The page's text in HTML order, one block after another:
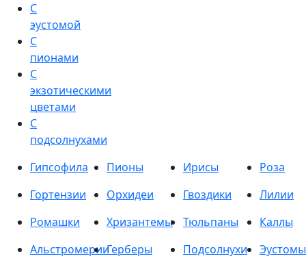
С
эустомой
С
пионами
С
экзотическими
цветами
С
подсолнухами
Гипсофила Пионы Ирисы
Роза
Гортензии
Орхидеи Гвоздики
Лилии
Ромашки
Хризантемы Тюльпаны
Каллы
АльстромерииГерберы Подсолнухи
Эустомы